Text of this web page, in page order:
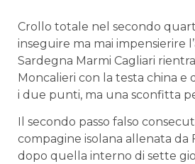
Crollo totale nel secondo
inseguire ma mai impensierire
Sardegna Marmi Cagliari
Moncalieri con la testa china e
i due punti, ma una sconfitta
Il secondo passo falso
compagine isolana allenata da
dopo quella interno di sette